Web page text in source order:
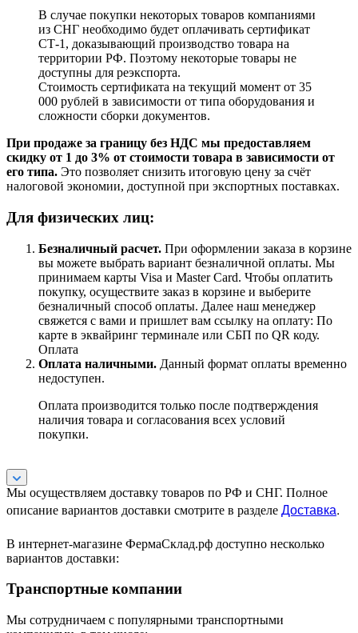
В случае покупки некоторых товаров компаниями
из СНГ необходимо будет оплачивать сертификат
СТ-1, доказывающий производство товара на
территории РФ. Поэтому некоторые товары не
доступны для реэкспорта.
Стоимость сертификата на текущий момент от 35
000 рублей в зависимости от типа оборудования и
сложности сборки документов.
При продаже за границу без НДС мы предоставляем
скидку от 1 до 3% от стоимости товара в зависимости от
его типа. Это позволяет снизить итоговую цену за счёт
налоговой экономии, доступной при экспортных поставках.
Для физических лиц:
Безналичный расчет. При оформлении заказа в корзине
вы можете выбрать вариант безналичной оплаты. Мы
принимаем карты Visa и Master Card. Чтобы оплатить
покупку, осуществите заказ в корзине и выберите
безналичный способ оплаты. Далее наш менеджер
свяжется с вами и пришлет вам ссылку на оплату: По
карте в эквайринг терминале или СБП по QR коду.
Оплата
Оплата наличными. Данный формат оплаты временно
недоступен.
Оплата производится только после подтверждения
наличия товара и согласования всех условий
покупки.
Мы осуществляем доставку товаров по РФ и СНГ. Полное
описание вариантов доставки смотрите в разделе Доставка.
В интернет-магазине ФермаСклад.рф доступно несколько
вариантов доставки:
Транспортные компании
Мы сотрудничаем с популярными транспортными